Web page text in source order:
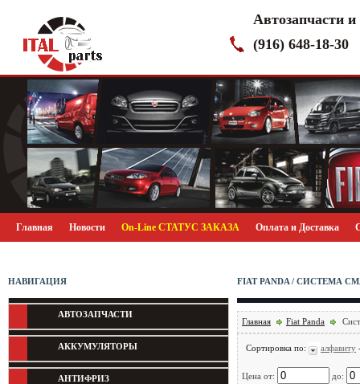
Автозапчасти
(916) 648-18-30
Главная Новости On-Line СТАТУС ЗАКАЗА Оплата и Доставка
НАВИГАЦИЯ
АВТОЗАПЧАСТИ
АККУМУЛЯТОРЫ
АНТИФРИЗ
FIAT PANDA / СИСТЕМА
Главная Fiat Panda
Сортировка по: алфавиту
Цена от: до: